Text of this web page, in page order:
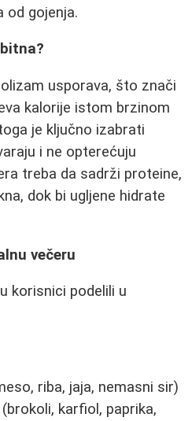
od gojenja.
usporava, što znači
kalorije istom brzinom
je ključno izabrati
i ne opterećuju
treba da sadrži proteine,
dok bi ugljene hidrate
večeru
korisnici podelili u
riba, jaja, nemasni sir)
karfiol, paprika,